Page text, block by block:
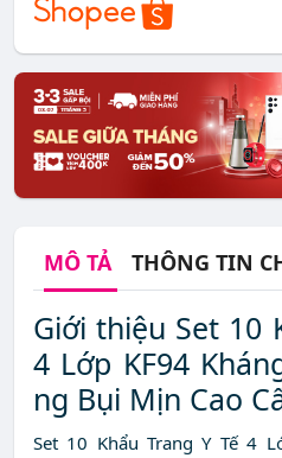
MÔ TẢ THÔNG TIN
Giới thiệu Set 10
4 Lớp KF94
ng Bụi Mịn Cao
Set 10 Khẩu Trang Y Tế 4